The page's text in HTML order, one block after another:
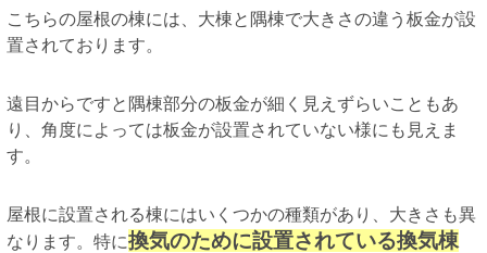
こちらの屋根の棟には、大棟と隅棟で大きさの違う板金が設
置されております。
遠目からですと隅棟部分の板金が細く見えずらいこともあ
り、角度によっては板金が設置されていない様にも見えま
す。
屋根に設置される棟にはいくつかの種類があり、大きさも異
なります。特に換気のために設置されている換気棟